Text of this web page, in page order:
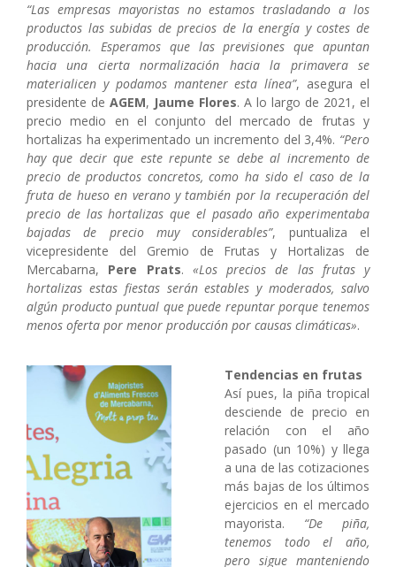
“Las empresas mayoristas no estamos trasladando a los
productos las subidas de precios de la energía y costes de
producción. Esperamos que las previsiones que apuntan
hacia una cierta normalización hacia la primavera se
materialicen y podamos mantener esta línea”, asegura el
presidente de AGEM, Jaume Flores. A lo largo de 2021, el
precio medio en el conjunto del mercado de frutas y
hortalizas ha experimentado un incremento del 3,4%. “Pero
hay que decir que este repunte se debe al incremento de
precio de productos concretos, como ha sido el caso de la
fruta de hueso en verano y también por la recuperación del
precio de las hortalizas que el pasado año experimentaba
bajadas de precio muy considerables”, puntualiza el
vicepresidente del Gremio de Frutas y Hortalizas de
Mercabarna, Pere Prats. «Los precios de las frutas y
hortalizas estas fiestas serán estables y moderados, salvo
algún producto puntual que puede repuntar porque tenemos
menos oferta por menor producción por causas climáticas».
Tendencias en frutas
Así pues, la piña tropical
desciende de precio en
relación con el año
pasado (un 10%) y llega
a una de las cotizaciones
más bajas de los últimos
ejercicios en el mercado
mayorista. “De piña,
tenemos todo el año,
pero sigue manteniendo